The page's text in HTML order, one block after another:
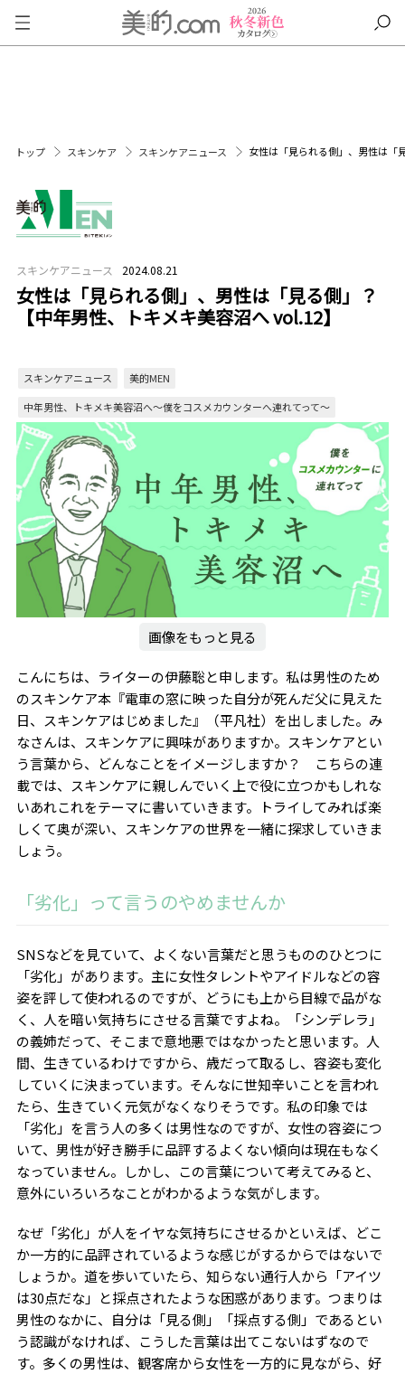
トップ スキンケア スキンケアニュース 女性は「見られる側」、男性は「
スキンケアニュース 2024.08.21
女性は「見られる側」、男性は「見る側」？
【中年男性、トキメキ美容沼へ vol.12】
スキンケアニュース
美的MEN
中年男性、トキメキ美容沼へ〜僕をコスメカウンターへ連れてって～
画像をもっと見る
こんにちは、ライターの伊藤聡と申します。私は男性のため
のスキンケア本『電車の窓に映った自分が死んだ父に見えた
日、スキンケアはじめました』（平凡社）を出しました。み
なさんは、スキンケアに興味がありますか。スキンケアとい
う言葉から、どんなことをイメージしますか？ こちらの連
載では、スキンケアに親しんでいく上で役に立つかもしれな
いあれこれをテーマに書いていきます。トライしてみれば楽
しくて奥が深い、スキンケアの世界を一緒に探求していきま
しょう。
「劣化」って言うのやめませんか
SNSなどを見ていて、よくない言葉だと思うもののひとつに
「劣化」があります。主に女性タレントやアイドルなどの容
姿を評して使われるのですが、どうにも上から目線で品がな
く、人を暗い気持ちにさせる言葉ですよね。「シンデレラ」
の義姉だって、そこまで意地悪ではなかったと思います。人
間、生きているわけですから、歳だって取るし、容姿も変化
していくに決まっています。そんなに世知辛いことを言われ
たら、生きていく元気がなくなりそうです。私の印象では
「劣化」を言う人の多くは男性なのですが、女性の容姿につ
いて、男性が好き勝手に品評するよくない傾向は現在もなく
なっていません。しかし、この言葉について考えてみると、
意外にいろいろなことがわかるような気がします。
なぜ「劣化」が人をイヤな気持ちにさせるかといえば、どこ
か一方的に品評されているような感じがするからではないで
しょうか。道を歩いていたら、知らない通行人から「アイツ
は30点だな」と採点されたような困惑があります。つまりは
男性のなかに、自分は「見る側」「採点する側」であるとい
う認識がなければ、こうした言葉は出てこないはずなので
す。多くの男性は、観客席から女性を一方的に見ながら、好